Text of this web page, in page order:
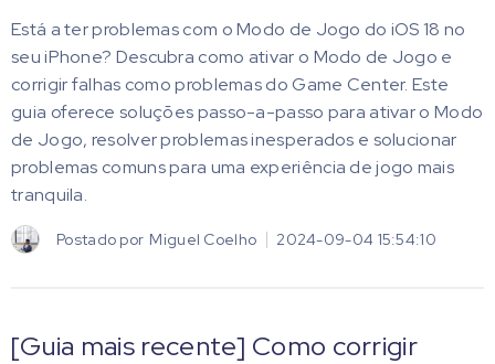
Está a ter problemas com o Modo de Jogo do iOS 18 no
seu iPhone? Descubra como ativar o Modo de Jogo e
corrigir falhas como problemas do Game Center. Este
guia oferece soluções passo-a-passo para ativar o Modo
de Jogo, resolver problemas inesperados e solucionar
problemas comuns para uma experiência de jogo mais
tranquila.
Postado por Miguel Coelho 2024-09-04 15:54:10
[Guia mais recente] Como corrigir